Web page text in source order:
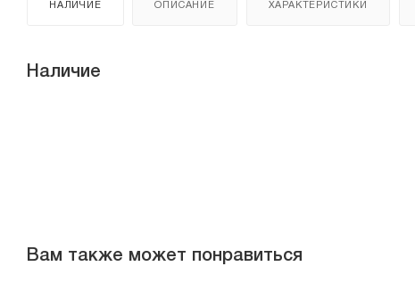
НАЛИЧИЕ ОПИСАНИЕ ХАРАКТЕРИСТИКИ
Наличие
Вам также может понравиться